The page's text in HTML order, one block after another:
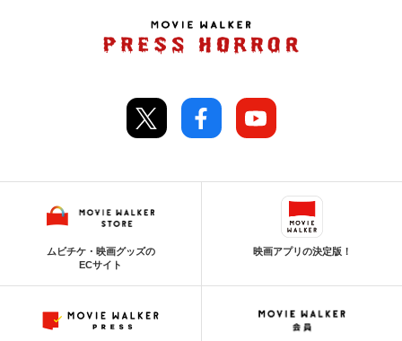
ムビチケ・映画グッズの
ECサイト
映画アプリの決定版！